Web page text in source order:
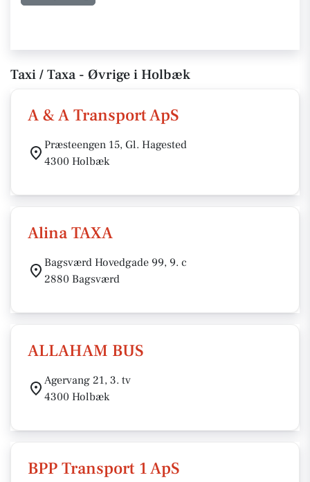
Taxi / Taxa - Øvrige i Holbæk
A & A Transport ApS
Præsteengen 15, Gl. Hagested
4300 Holbæk
Alina TAXA
Bagsværd Hovedgade 99, 9. c
2880 Bagsværd
ALLAHAM BUS
Agervang 21, 3. tv
4300 Holbæk
BPP Transport 1 ApS